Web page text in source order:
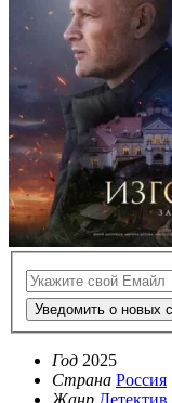
Уведомить о новых
Год 2025
Страна Россия